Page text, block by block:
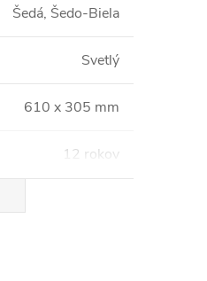
Šedá, Šedo-Biela
Svetlý
610 x 305 mm
12 rokov